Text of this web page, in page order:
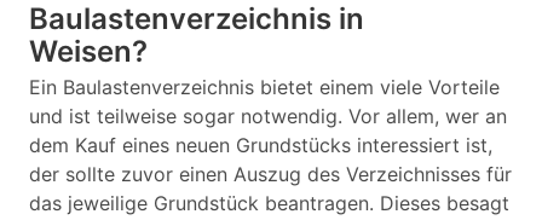
Baulastenverzeichnis in
Weisen?
Ein Baulastenverzeichnis bietet einem viele Vorteile
und ist teilweise sogar notwendig. Vor allem, wer an
dem Kauf eines neuen Grundstücks interessiert ist,
der sollte zuvor einen Auszug des Verzeichnisses für
das jeweilige Grundstück beantragen. Dieses besagt